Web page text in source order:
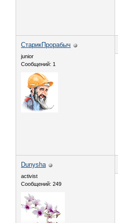
СтарикПрорабыч
junior
Сообщений: 1
Dunysha
activist
Сообщений: 249